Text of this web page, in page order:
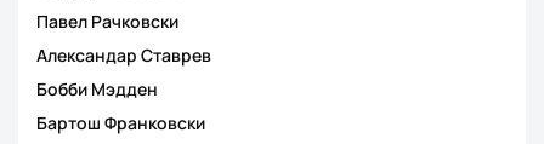
Павел Рачковски
Александар Ставрев
Бобби Мэдден
Бартош Франковски